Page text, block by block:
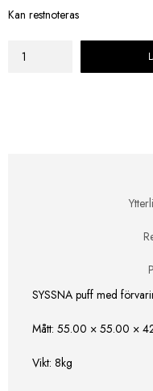
Kan restnoteras
SYSSNA
SYSSNA puff med
Mått: 55.00 × 55.00 ×
Vikt: 8kg